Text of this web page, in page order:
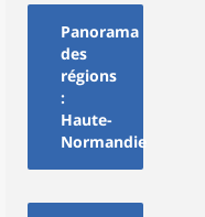
Panorama
des
régions
:
Haute-
Normandie